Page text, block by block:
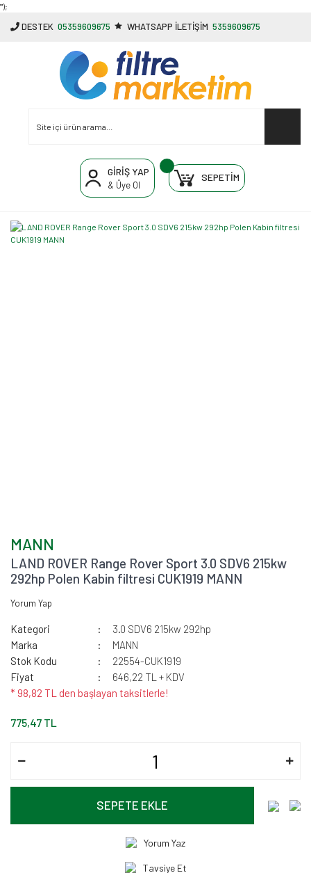
"');
DESTEK 05359609675 WHATSAPP İLETİŞİM 5359609675
GİRİŞ YAP
& Üye Ol
SEPETİM
MANN
LAND ROVER Range Rover Sport 3.0 SDV6 215kw
292hp Polen Kabin filtresi CUK1919 MANN
Yorum Yap
Kategori
3.0 SDV6 215kw 292hp
Marka
MANN
Stok Kodu
22554-CUK1919
Fiyat
646,22 TL + KDV
* 98,82 TL den başlayan taksitlerle!
775,47 TL
SEPETE EKLE
Yorum Yaz
Tavsiye Et